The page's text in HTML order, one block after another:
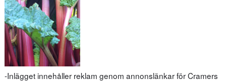
-Inlägget innehåller reklam genom annonslänkar för Cramers